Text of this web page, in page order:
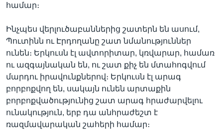
համար։
Ինչպես վերլուծաբաններից շատերն են ասում,
Պուտինն ու Էրդողանը շատ նմանություններ
ունեն։ Երկուսն էլ ավտորիտար, կռվարար, համառ
ու ազգայնական են, ու շատ քիչ են մտահոգվում
մարդու իրավունքներով։ Երկուսն էլ արագ
բորբոքվող են, սակայն ունեն արտաքին
բորբոքվածությունից շատ արագ հրաժարվելու
ունակություն, երբ դա անհրաժեշտ է
ռազմավարական շահերի համար։